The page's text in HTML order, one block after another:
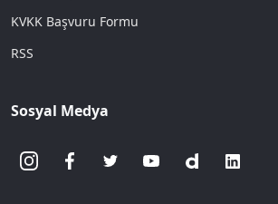
KVKK Başvuru Formu
RSS
Sosyal Medya